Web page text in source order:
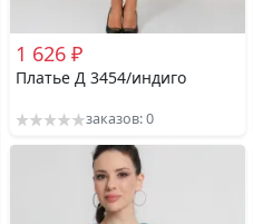
1 626 ₽
Платье Д 3454/индиго
заказов: 0